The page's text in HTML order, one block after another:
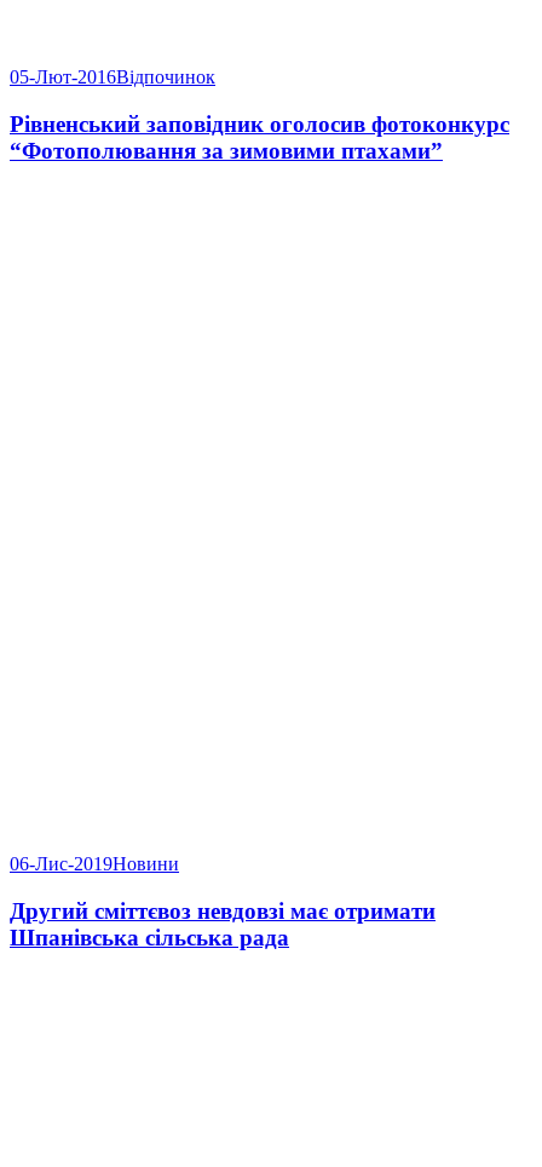
05-Лют-2016Відпочинок
Рівненський заповідник оголосив фотоконкурс
“Фотополювання за зимовими птахами”
06-Лис-2019Новини
Другий сміттєвоз невдовзі має отримати
Шпанівська сільська рада